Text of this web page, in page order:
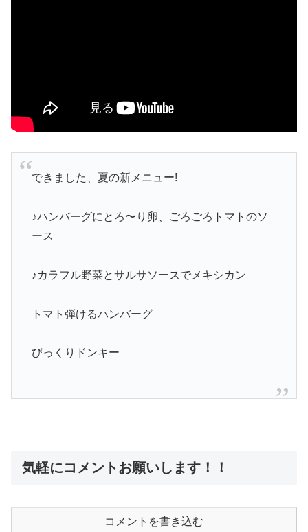
できました、夏の新メニュー!
♪ハンバーグにとろ〜り卵、ごろごろトマトのソ
ース
♪カラフル野菜とサルサソースでメキシカン
トマト弾けるハンバーグ
びっくりドンキー
気軽にコメントお願いします！！
コメントを書き込む